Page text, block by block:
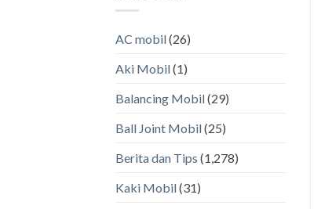
AC mobil(26)
Aki Mobil(1)
Balancing Mobil(29)
Ball Joint Mobil(25)
Berita dan Tips (1,278)
Kaki Mobil(31)